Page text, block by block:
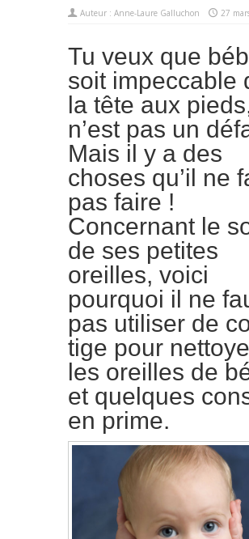
Auteur : Anne-Laure Galluchon 27
Tu veux que
soit impeccable
la tête aux
n’est pas un
Mais il y a des
choses qu’il ne
pas faire !
Concernant le
de ses petites
oreilles, voici
pourquoi il ne
pas utiliser de
tige pour
les oreilles de
et quelques
en prime.